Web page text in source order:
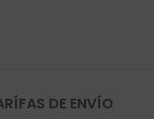
DE ENVÍO